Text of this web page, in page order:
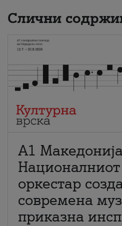
Слични
А1
Националниот
оркестар
современа
приказна